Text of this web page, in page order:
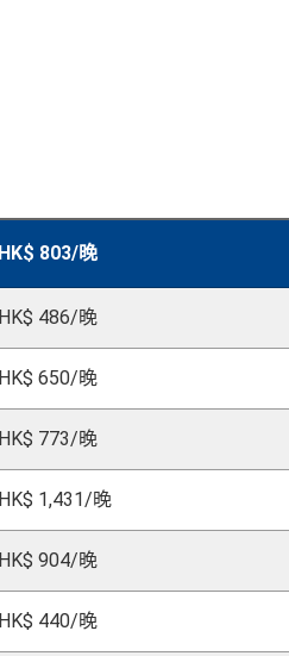
HK$ 803/晚
HK$ 486/晚
HK$ 650/晚
HK$ 773/晚
HK$ 1,431/晚
HK$ 904/晚
HK$ 440/晚